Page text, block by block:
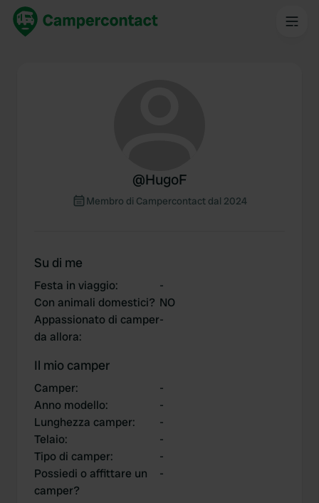
@HugoF
Membro di Campercontact dal 2024
Su di me
Festa in viaggio:
-
Con animali domestici? NO
Appassionato di camper
da allora:
-
Il mio camper
Camper:
-
Anno modello:
-
Lunghezza camper:
-
Telaio:
-
Tipo di camper:
-
Possiedi o affittare un
camper?
-